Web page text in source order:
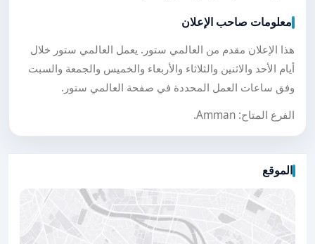
معلومات صاحب الإعلان
هذا الإعلان مقدم من العالمي ستور. يعمل العالمي ستور خلال
أيام الأحد والاثنين والثلاثاء والأربعاء والخميس والجمعة والسبت
وفق ساعات العمل المحددة في صفحة العالمي ستور.
الفرع المتاح: Amman.
الموقع